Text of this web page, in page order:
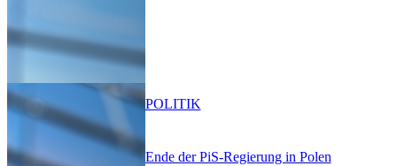
Ende der PiS-Regierung in Polen
POLITIK